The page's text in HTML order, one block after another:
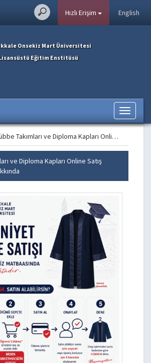
English
Hızlı Erişim
Onsekiz Mart Üniversitesi
Eğitim Enstitüsü
Toggle
Cübbe Takımları ve Diploma Kapları Online Satış Platformu Hakkında
ve Diploma Kapları Online Satış